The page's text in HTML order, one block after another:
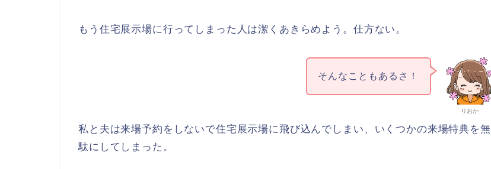
もう住宅展示場に行ってしまった人は潔くあきらめよう。仕方ない。
りおか
そんなこともあるさ！
私と夫は来場予約をしないで住宅展示場に飛び込んでしまい、いくつかの来場特典を無
駄にしてしまった。